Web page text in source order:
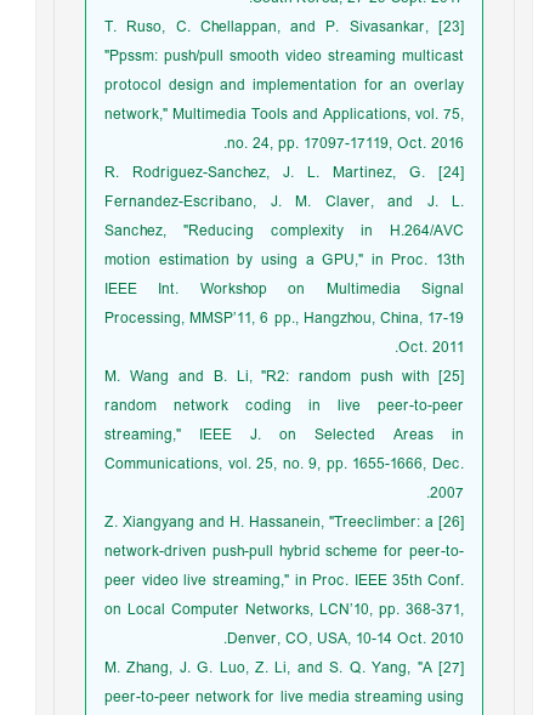
[23] T. Ruso, C. Chellappan, and P. Sivasankar,
"Ppssm: push/pull smooth video streaming multicast
protocol design and implementation for an overlay
network," Multimedia Tools and Applications, vol. 75,
no. 24, pp. 17097-17119, Oct. 2016.
[24] R. Rodriguez-Sanchez, J. L. Martinez, G.
Fernandez-Escribano, J. M. Claver, and J. L.
Sanchez, "Reducing complexity in H.264/AVC
motion estimation by using a GPU," in Proc. 13th
IEEE Int. Workshop on Multimedia Signal
Processing, MMSP’11, 6 pp., Hangzhou, China, 17-19
Oct. 2011.
[25] M. Wang and B. Li, "R2: random push with
random network coding in live peer-to-peer
streaming," IEEE J. on Selected Areas in
Communications, vol. 25, no. 9, pp. 1655-1666, Dec.
2007.
[26] Z. Xiangyang and H. Hassanein, "Treeclimber: a
network-driven push-pull hybrid scheme for peer-to-
peer video live streaming," in Proc. IEEE 35th Conf.
on Local Computer Networks, LCN’10, pp. 368-371,
Denver, CO, USA, 10-14 Oct. 2010.
[27] M. Zhang, J. G. Luo, Z. Li, and S. Q. Yang, "A
peer-to-peer network for live media streaming using